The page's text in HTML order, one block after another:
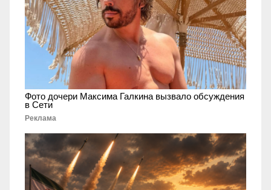
Фото дочери Максима Галкина вызвало обсуждения
в Сети
Реклама